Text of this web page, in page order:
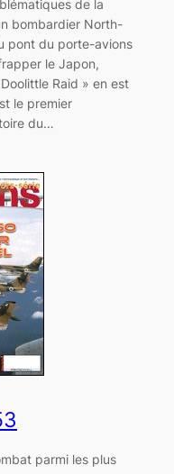
de la
bombardier North-
pont du porte-avions
le Japon,
Raid » en est
le premier
du…
parmi les plus